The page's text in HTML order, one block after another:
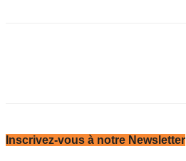
Inscrivez-vous à notre Newsletter